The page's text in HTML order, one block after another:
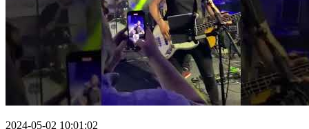
2024-05-02 10:01:02